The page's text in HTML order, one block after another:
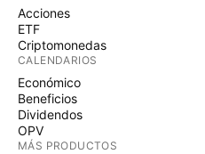
Acciones
ETF
Criptomonedas
CALENDARIOS
Económico
Beneficios
Dividendos
OPV
MÁS PRODUCTOS